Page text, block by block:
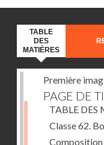
TABLE
DES
MATIÈRES
Première
PAGE DE
TABLE DES
Classe 62.
Composition